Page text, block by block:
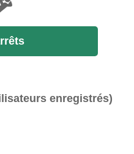
enregistrés)